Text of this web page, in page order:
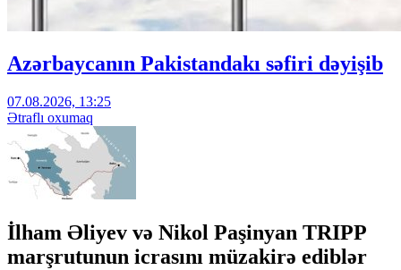
Azərbaycanın Pakistandakı səfiri dəyişib
07.08.2026, 13:25
Ətraflı oxumaq
İlham Əliyev və Nikol Paşinyan TRIPP
marşrutunun icrasını müzakirə ediblər